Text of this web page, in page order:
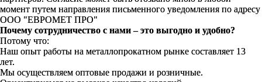
момент путем направления письменного уведомления по адресу
ООО "ЕВРОМЕТ ПРО"
Почему сотрудничество с нами – это выгодно и удобно?
Потому что:
Наш опыт работы на металлопрокатном рынке составляет 13
лет.
Мы осуществляем оптовые продажи и розничные.